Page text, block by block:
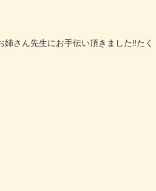
さん先生にお手伝い頂きました‼️たく